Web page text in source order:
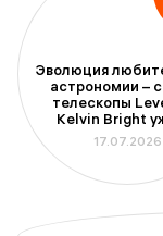
Эволюция
астрономии –
телескопы
Kelvin Bright
складе
17.07.2026